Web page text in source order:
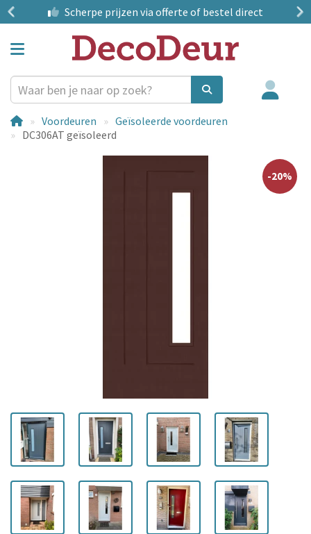
Scherpe prijzen via offerte of bestel direct
Voordeuren
Geïsoleerde voordeuren
DC306AT geïsoleerd
-20%